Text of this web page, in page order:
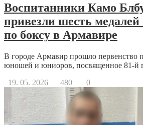
Воспитанники Камо
привезли шесть медалей
по боксу в Армавире
В городе Армавир прошло первенство
юношей и юниоров, посвященное 81-й
19. 05. 2026
480 0